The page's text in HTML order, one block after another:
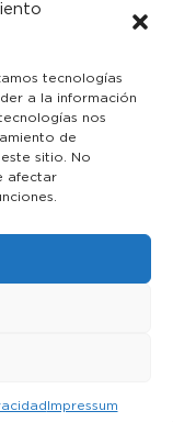
tecnologías
a la información
nos
de
sitio. No
afectar
Impressum
reservados